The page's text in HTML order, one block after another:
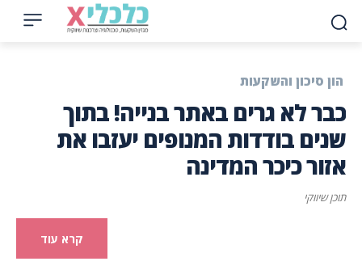
הון סיכון והשקעות
כבר לא גרים באתר בנייה! בתוך
שנים בודדות המנופים יעזבו את
אזור כיכר המדינה
תוכן שיווקי
קרא עוד